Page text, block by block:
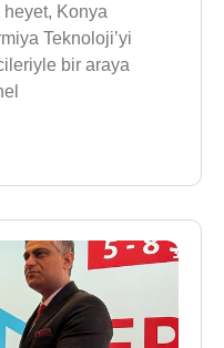
Konya
Teknoloji’yi
bir araya